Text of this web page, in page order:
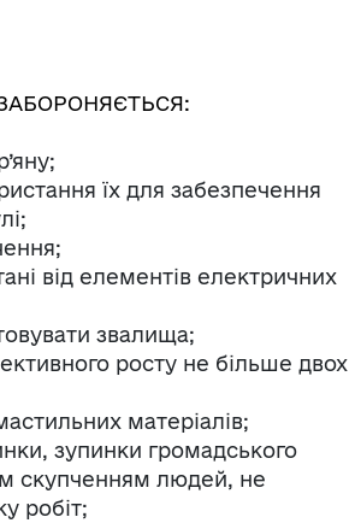
ЗАБОРОНЯЄТЬСЯ:
їх для забезпечення
від елементів електричних
звалища;
росту не більше двох
матеріалів;
зупинки громадського
скупченням людей, не
робіт;